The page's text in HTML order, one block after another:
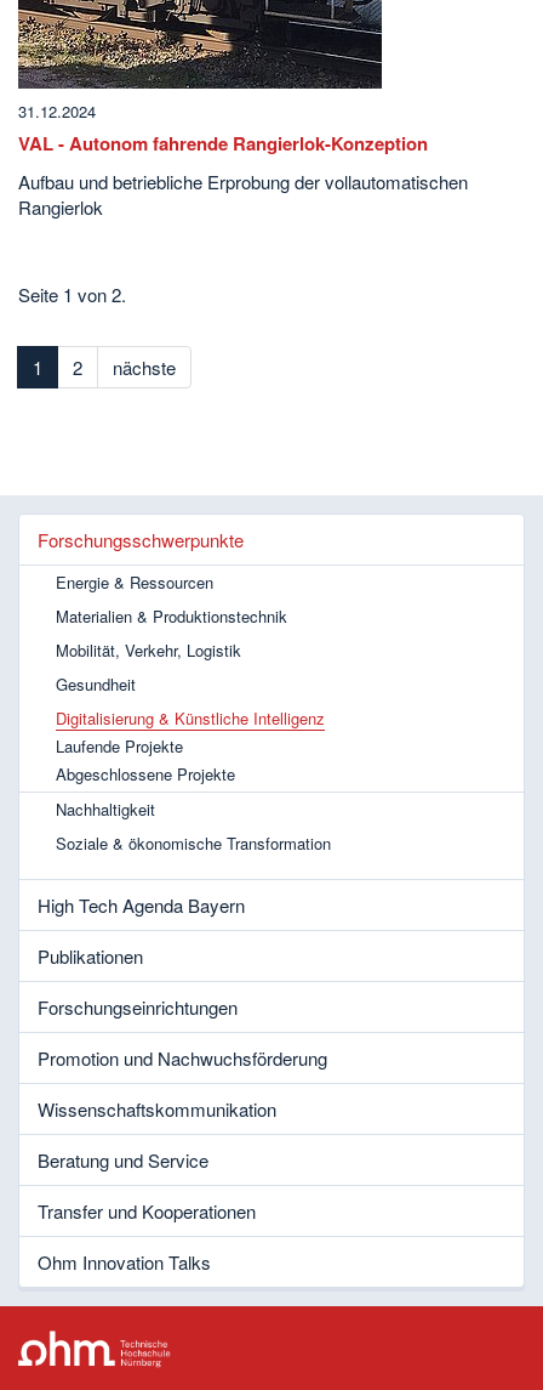
31.12.2024
VAL - Autonom fahrende Rangierlok-Konzeption
Aufbau und betriebliche Erprobung der vollautomatischen
Rangierlok
Seite 1 von 2.
1 2 nächste
Forschungsschwerpunkte
Energie & Ressourcen
Materialien & Produktionstechnik
Mobilität, Verkehr, Logistik
Gesundheit
Digitalisierung & Künstliche Intelligenz
Laufende Projekte
Abgeschlossene Projekte
Nachhaltigkeit
Soziale & ökonomische Transformation
High Tech Agenda Bayern
Publikationen
Forschungseinrichtungen
Promotion und Nachwuchsförderung
Wissenschaftskommunikation
Beratung und Service
Transfer und Kooperationen
Ohm Innovation Talks